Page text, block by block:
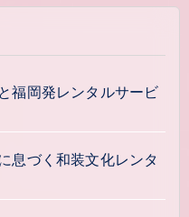
福岡発レンタルサービ
息づく和装文化レンタ